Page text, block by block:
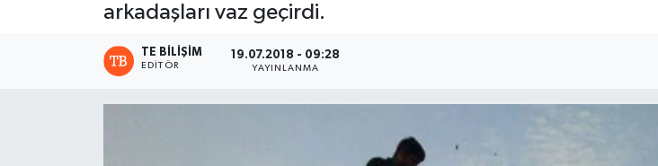
arkadaşları vaz geçirdi.
TE BILIŞIM
EDITÖR
19.07.2018 - 09:28
YAYINLANMA
Haber Arşivi